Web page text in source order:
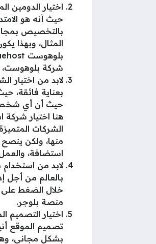
حيث أنه هو
بالتخصيص
شركة بلوهوست،
لابد من اختيار
بعناية فائقة،
حيث أن أي شخص
الشركات
منها، ولكن ينصح
استضافة،
منصة بلوجر.
اختيار التصميم
تصميم الموقع
بشكل مجاني،